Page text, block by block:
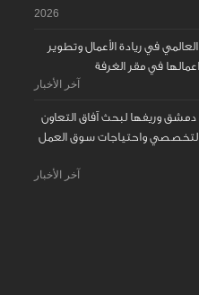
2026
في ريادة الأعمال وتطوير
في مقر الغرفة
آخر الأخبار
وريفها لبحث آفاق التعاون
واحتياجات سوق العمل
آخر الأخبار